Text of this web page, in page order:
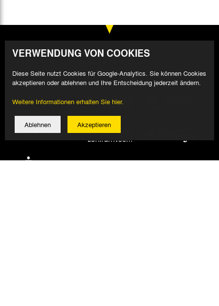
VERWENDUNG VON COOKIES
Diese Seite nutzt Cookies für Google-Analytics. Sie können Cookies
akzeptieren oder ablehnen und Ihre Entscheidung jederzeit ändern.
Weitere Informationen erhalten Sie hier.
Ablehnen Akzeptieren